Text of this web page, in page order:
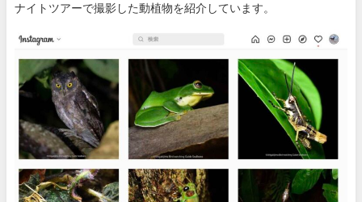
ナイトツアーで撮影した動植物を紹介しています。